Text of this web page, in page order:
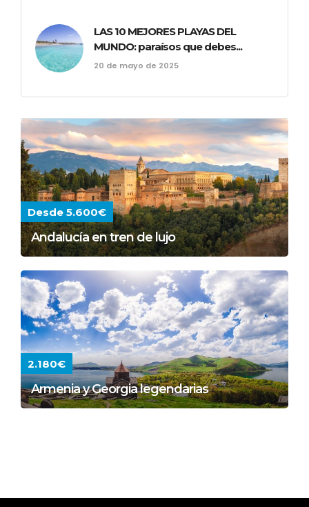
LAS 10 MEJORES PLAYAS DEL
MUNDO: paraísos que debes...
20 de mayo de 2025
Desde 5.600€
Andalucía en tren de lujo
2.180€
Armenia y Georgia legendarias